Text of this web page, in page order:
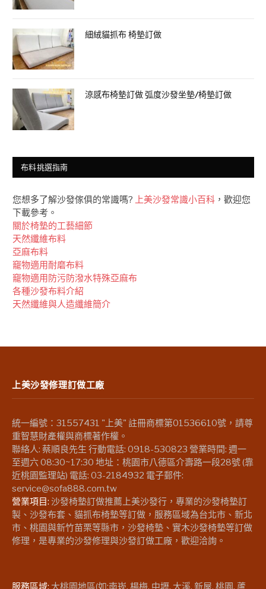
細絨貓抓布 椅墊訂做
涼感布椅墊訂做 弧度沙發坐墊/椅墊訂做
布料挑選指南
您想多了解沙發傢俱的常識嗎? 上美沙發常識小百科 ，歡迎您
下載參考。
關於椅墊的工藝細節
天然纖維布料
亞麻布料
竉物適用耐磨布料
竉物適用防污防潑水特殊亞麻布
各種沙發布料介紹
天然纖維與人造纖維簡介
上美沙發修理訂做工廠
統一編號：31557431 "上美" 註冊商標第01536610號，請尊
重智慧財產權與商標著作權。
聯絡人: 蔡順良先生 行動電話: 0918-530823 營業時間: 週一
至週六 08:30~17:30 地址：桃園市八德區介壽路一段28號 (靠
近桃園監理站) 電話: 03-2184932 電子郵件:
service@sofa888.com.tw
營業項目: 沙發椅墊訂做推薦上美沙發行，專業的沙發椅墊訂
製、沙發布套、貓抓布椅墊等訂做，服務區域為台北市、新北
市、桃園與新竹苗栗等縣市，沙發椅墊、實木沙發椅墊等訂做
修理，是專業的沙發修理與沙發訂做工廠，歡迎洽詢。
服務區域: 大桃園地區(如:南崁, 楊梅, 中壢, 大溪, 新屋, 桃園, 蘆